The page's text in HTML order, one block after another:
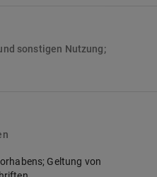
sonstigen Nutzung;
Geltung von